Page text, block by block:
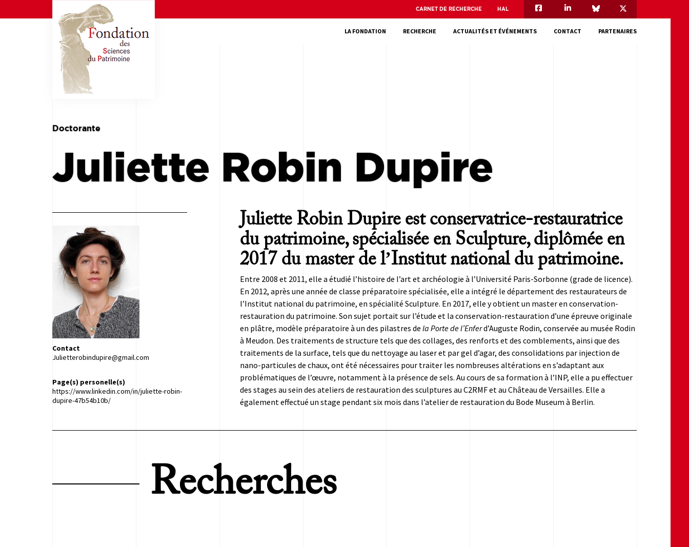
CARNET DE RECHERCHE HAL
LA FONDATION RECHERCHE ACTUALITÉS ET ÉVÉNEMENTS CONTACT PARTENAIRES
Doctorante
Juliette Robin Dupire
Contact
Julietterobindupire@gmail.com
Page(s) personelle(s)
https://www.linkedin.com/in/juliette-robin-
dupire-47b54b10b/
Juliette Robin Dupire est conservatrice-restauratrice
du patrimoine, spécialisée en Sculpture, diplômée en
2017 du master de l’Institut national du patrimoine.
Entre 2008 et 2011, elle a étudié l’histoire de l’art et archéologie à l’Université Paris-Sorbonne (grade de licence).
En 2012, après une année de classe préparatoire spécialisée, elle a intégré le département des restaurateurs de
l’Institut national du patrimoine, en spécialité Sculpture. En 2017, elle y obtient un master en conservation-
restauration du patrimoine. Son sujet portait sur l’étude et la conservation-restauration d’une épreuve originale
en plâtre, modèle préparatoire à un des pilastres de la Porte de l’Enferd’Auguste Rodin, conservée au musée Rodin
à Meudon. Des traitements de structure tels que des collages, des renforts et des comblements, ainsi que des
traitements de la surface, tels que du nettoyage au laser et par gel d’agar, des consolidations par injection de
nano-particules de chaux, ont été nécessaires pour traiter les nombreuses altérations en s’adaptant aux
problématiques de l’œuvre, notamment à la présence de sels. Au cours de sa formation à l’INP, elle a pu effectuer
des stages au sein des ateliers de restauration des sculptures au C2RMF et au Château de Versailles. Elle a
également effectué un stage pendant six mois dans l’atelier de restauration du Bode Museum à Berlin.
Recherches